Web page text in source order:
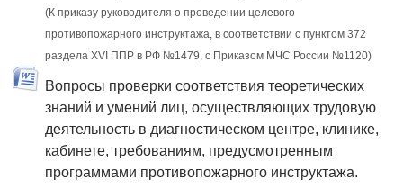
(К приказу руководителя о проведении целевого
противопожарного инструктажа, в соответствии с пунктом 372
раздела XVI ППР в РФ №1479, c Приказом МЧС России №1120)
Вопросы проверки соответствия теоретических
знаний и умений лиц, осуществляющих трудовую
деятельность в диагностическом центре, клинике,
кабинете, требованиям, предусмотренным
программами противопожарного инструктажа.